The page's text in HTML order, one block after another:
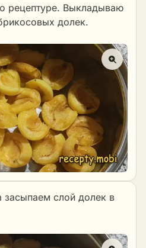
рецептуре. Выкладываю
долек.
засыпаем слой долек в